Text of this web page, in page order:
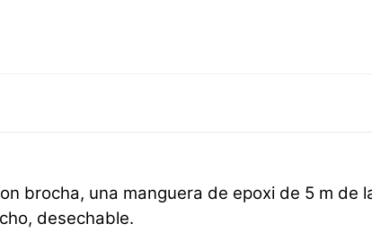
brocha, una manguera de epoxi de 5 m de
desechable.